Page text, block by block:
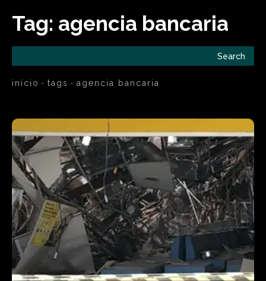
Tag: agencia bancaria
Search
início tags agencia bancaria